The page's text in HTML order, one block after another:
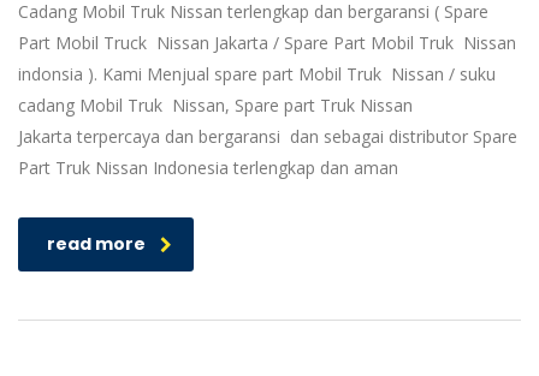
Cadang Mobil Truk Nissan terlengkap dan bergaransi ( Spare
Part Mobil Truck Nissan Jakarta / Spare Part Mobil Truk Nissan
indonsia ). Kami Menjual spare part Mobil Truk Nissan / suku
cadang Mobil Truk Nissan, Spare part Truk Nissan
Jakarta terpercaya dan bergaransi dan sebagai distributor Spare
Part Truk Nissan Indonesia terlengkap dan aman
read more